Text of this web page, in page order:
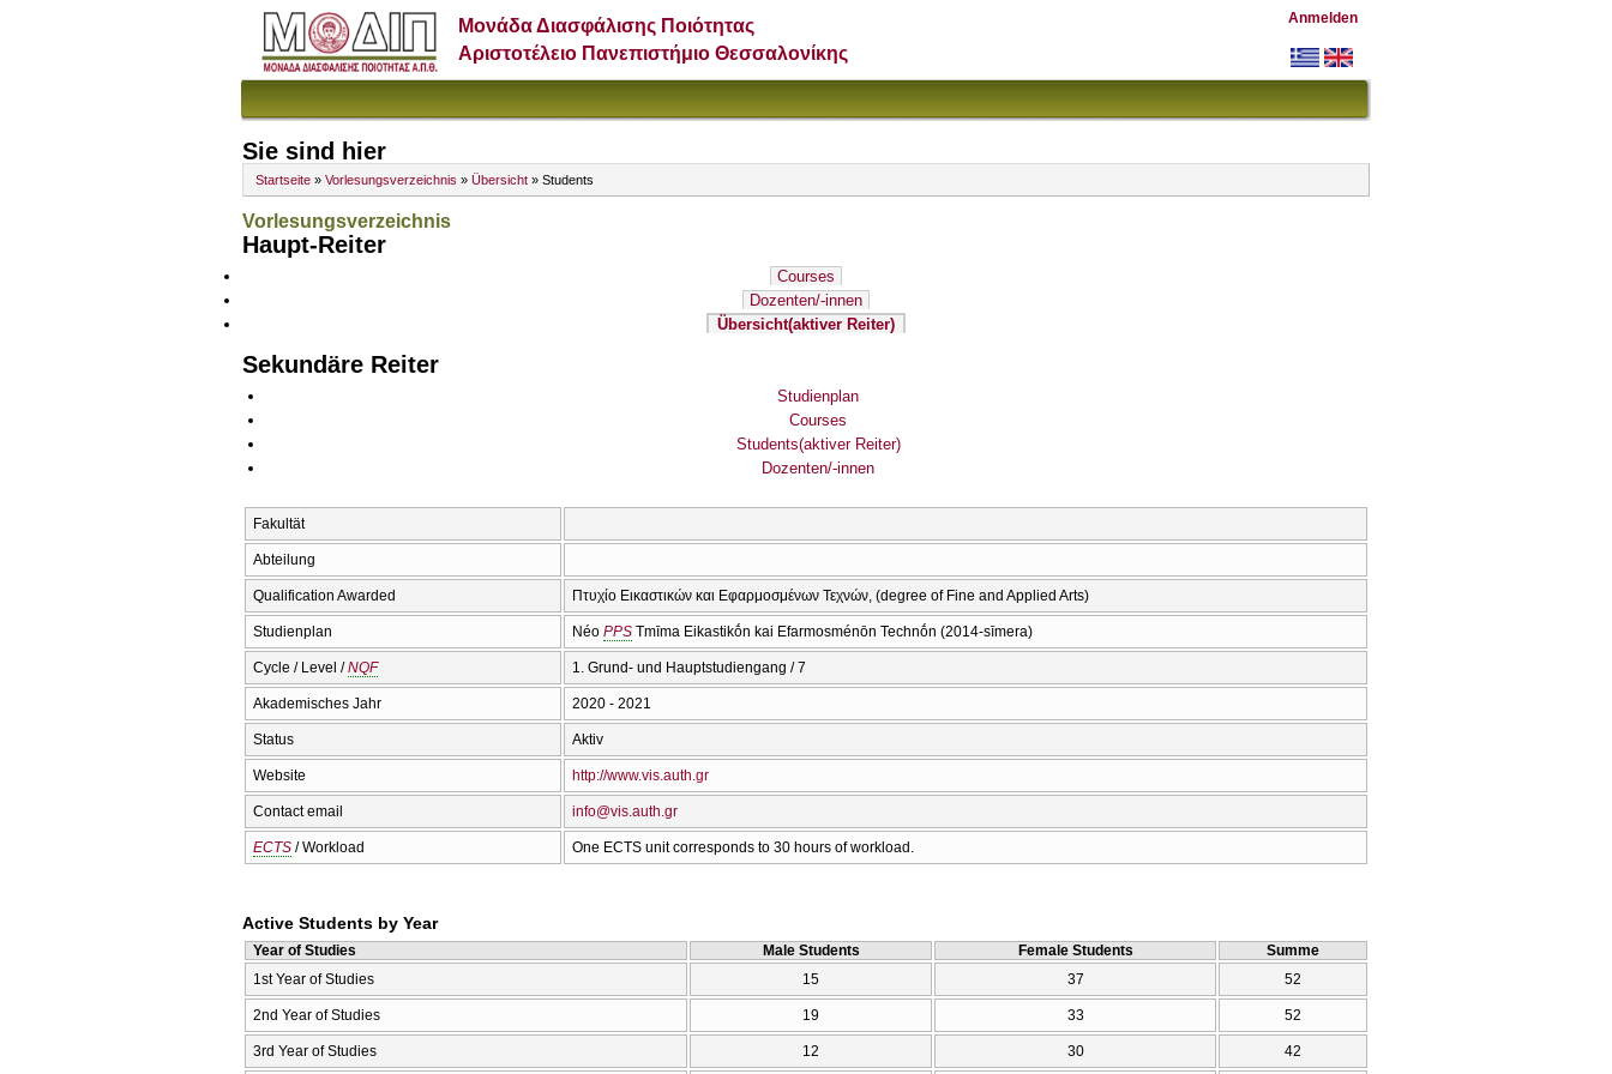
Μονάδα Διασφάλισης Ποιότητας
Αριστοτέλειο Πανεπιστήμιο Θεσσαλονίκης
Anmelden
Sie sind hier
Startseite » Vorlesungsverzeichnis » Übersicht » Students
Vorlesungsverzeichnis
Haupt-Reiter
Courses
Dozenten/-innen
Übersicht(aktiver Reiter)
Sekundäre Reiter
Studienplan
Courses
Students(aktiver Reiter)
Dozenten/-innen
Fakultät
Abteilung
Qualification Awarded Πτυχίο Εικαστικών και Εφαρμοσμένων Τεχνών, (degree of Fine and Applied Arts)
Studienplan Néo PPS Tmīma Eikastikṓn kai Efarmosménōn Technṓn (2014-sīmera)
Cycle / Level /NQF 1. Grund- und Hauptstudiengang / 7
Akademisches Jahr 2020 - 2021
Status Aktiv
Website http://www.vis.auth.gr
Contact email info@vis.auth.gr
ECTS / Workload One ECTS unit corresponds to 30 hours of workload.
Active Students by Year
Year of Studies Male Students Female Students
Summe
1st Year of Studies
15 37 52
2nd Year of Studies 19 33 52
3rd Year of Studies 12 30 42